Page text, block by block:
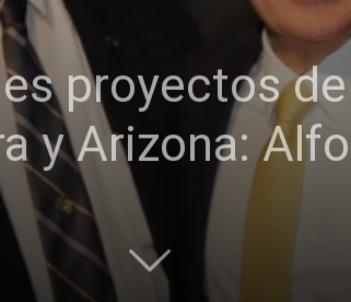
proyectos
y Arizona: